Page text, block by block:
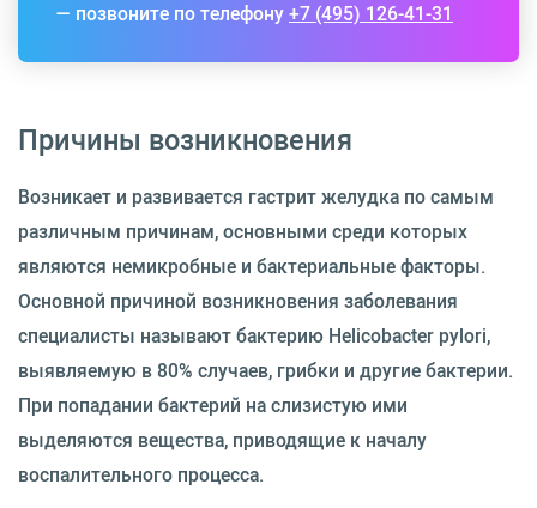
— позвоните по телефону+7 (495) 126-41-31
Причины возникновения
Возникает и развивается гастрит желудка по самым
различным причинам, основными среди которых
являются немикробные и бактериальные факторы.
Основной причиной возникновения заболевания
специалисты называют бактерию Helicobacter pylori,
выявляемую в 80% случаев, грибки и другие бактерии.
При попадании бактерий на слизистую ими
выделяются вещества, приводящие к началу
воспалительного процесса.